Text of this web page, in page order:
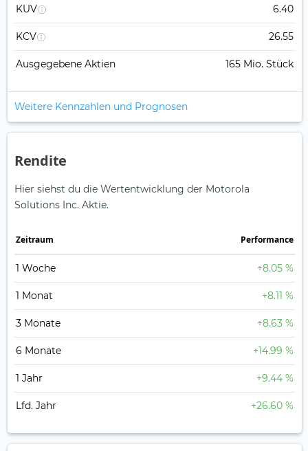
KUV 6.40
KCV 26.55
Ausgegebene Aktien 165 Mio. Stück
Weitere Kennzahlen und Prognosen
Rendite
Hier siehst du die Wertentwicklung der Motorola
Solutions Inc. Aktie.
Zeitraum Perfor­mance
1 Woche +8.05 %
1 Monat +8.11 %
3 Monate +8.63 %
6 Monate +14.99 %
1 Jahr +9.44 %
Lfd. Jahr +26.60 %